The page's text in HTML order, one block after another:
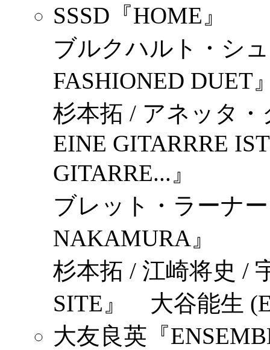
SSSD『HOME』
ブルクハルト・シ
FASHIONED DUET
杉本拓 / アネッタ・
EINE GITARRRE
GITARRE...』
ブレット・ラーナ
NAKAMURA』
杉本拓 / 江崎将史 /
SITE』 大谷能生
大友良英『